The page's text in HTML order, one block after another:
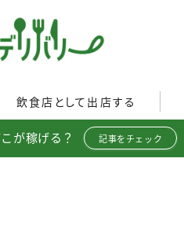
飲食店として出店する
Uber Eats加盟店ガイド
Uber Eats
が稼げる？ 記事をチェック